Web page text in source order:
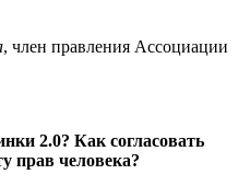
, член правления Ассоциации
2.0? Как согласовать
прав человека?